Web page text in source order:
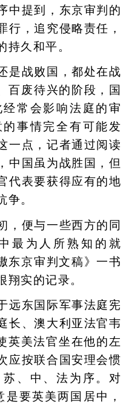
中提到，东京审判的
行，追究侵略责任，
持久和平。
战败国，都处在战
百废待兴的阶段，国
常会影响法庭的审
事情完全有可能发
一点，记者通过阅读
中国虽为战胜国，但
代表要获得应有的地
争。
便与一些西方的同
最为人所熟知的就
东京审判文稿》一书
翔实的记录。
东国际军事法庭宪
长、澳大利亚法官韦
英美法官坐在他的左
应按联合国安理会惯
、中、法为序。对
要英美两国居中，